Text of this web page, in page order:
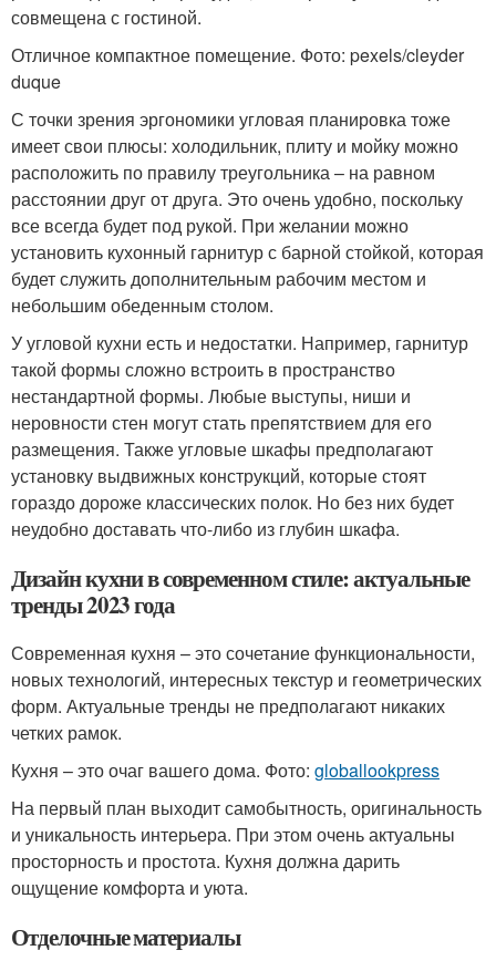
совмещена с гостиной.
Отличное компактное помещение. Фото: pexels/cleyder
duque
С точки зрения эргономики угловая планировка тоже
имеет свои плюсы: холодильник, плиту и мойку можно
расположить по правилу треугольника – на равном
расстоянии друг от друга. Это очень удобно, поскольку
все всегда будет под рукой. При желании можно
установить кухонный гарнитур с барной стойкой, которая
будет служить дополнительным рабочим местом и
небольшим обеденным столом.
У угловой кухни есть и недостатки. Например, гарнитур
такой формы сложно встроить в пространство
нестандартной формы. Любые выступы, ниши и
неровности стен могут стать препятствием для его
размещения. Также угловые шкафы предполагают
установку выдвижных конструкций, которые стоят
гораздо дороже классических полок. Но без них будет
неудобно доставать что-либо из глубин шкафа.
Дизайн кухни в современном стиле: актуальные
тренды 2023 года
Современная кухня – это сочетание функциональности,
новых технологий, интересных текстур и геометрических
форм. Актуальные тренды не предполагают никаких
четких рамок.
Кухня – это очаг вашего дома. Фото: globallookpress
На первый план выходит самобытность, оригинальность
и уникальность интерьера. При этом очень актуальны
просторность и простота. Кухня должна дарить
ощущение комфорта и уюта.
Отделочные материалы